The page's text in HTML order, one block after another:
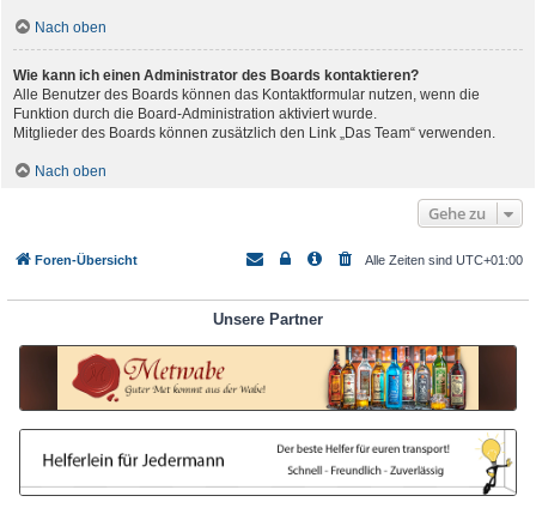
Nach oben
Wie kann ich einen Administrator des Boards kontaktieren?
Alle Benutzer des Boards können das Kontaktformular nutzen, wenn die
Funktion durch die Board-Administration aktiviert wurde.
Mitglieder des Boards können zusätzlich den Link „Das Team“ verwenden.
Nach oben
Gehe zu
Foren-Übersicht Alle Zeiten sind UTC+01:00
Unsere Partner